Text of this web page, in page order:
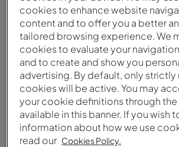
¿Necesita salas de reuniones?
Sí
No
cookies to enhance website
content and to offer you a better
tailored browsing experience. We
cookies to evaluate your
and to create and show you
advertising. By default, only strictly
cookies will be active. You may
your cookie definitions through
available in this banner. If you wish
information about how we use
read our Cookies Policy.